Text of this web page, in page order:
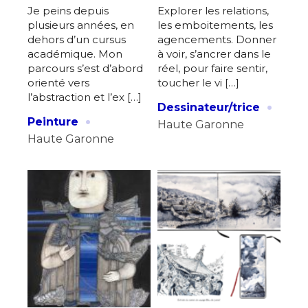
Je peins depuis
plusieurs années, en
dehors d’un cursus
académique. Mon
parcours s’est d’abord
orienté vers
l’abstraction et l’ex […]
Peinture
·
Haute Garonne
Explorer les relations,
les emboitements, les
agencements. Donner
à voir, s’ancrer dans le
réel, pour faire sentir,
toucher le vi […]
Dessinateur/trice
·
Haute Garonne